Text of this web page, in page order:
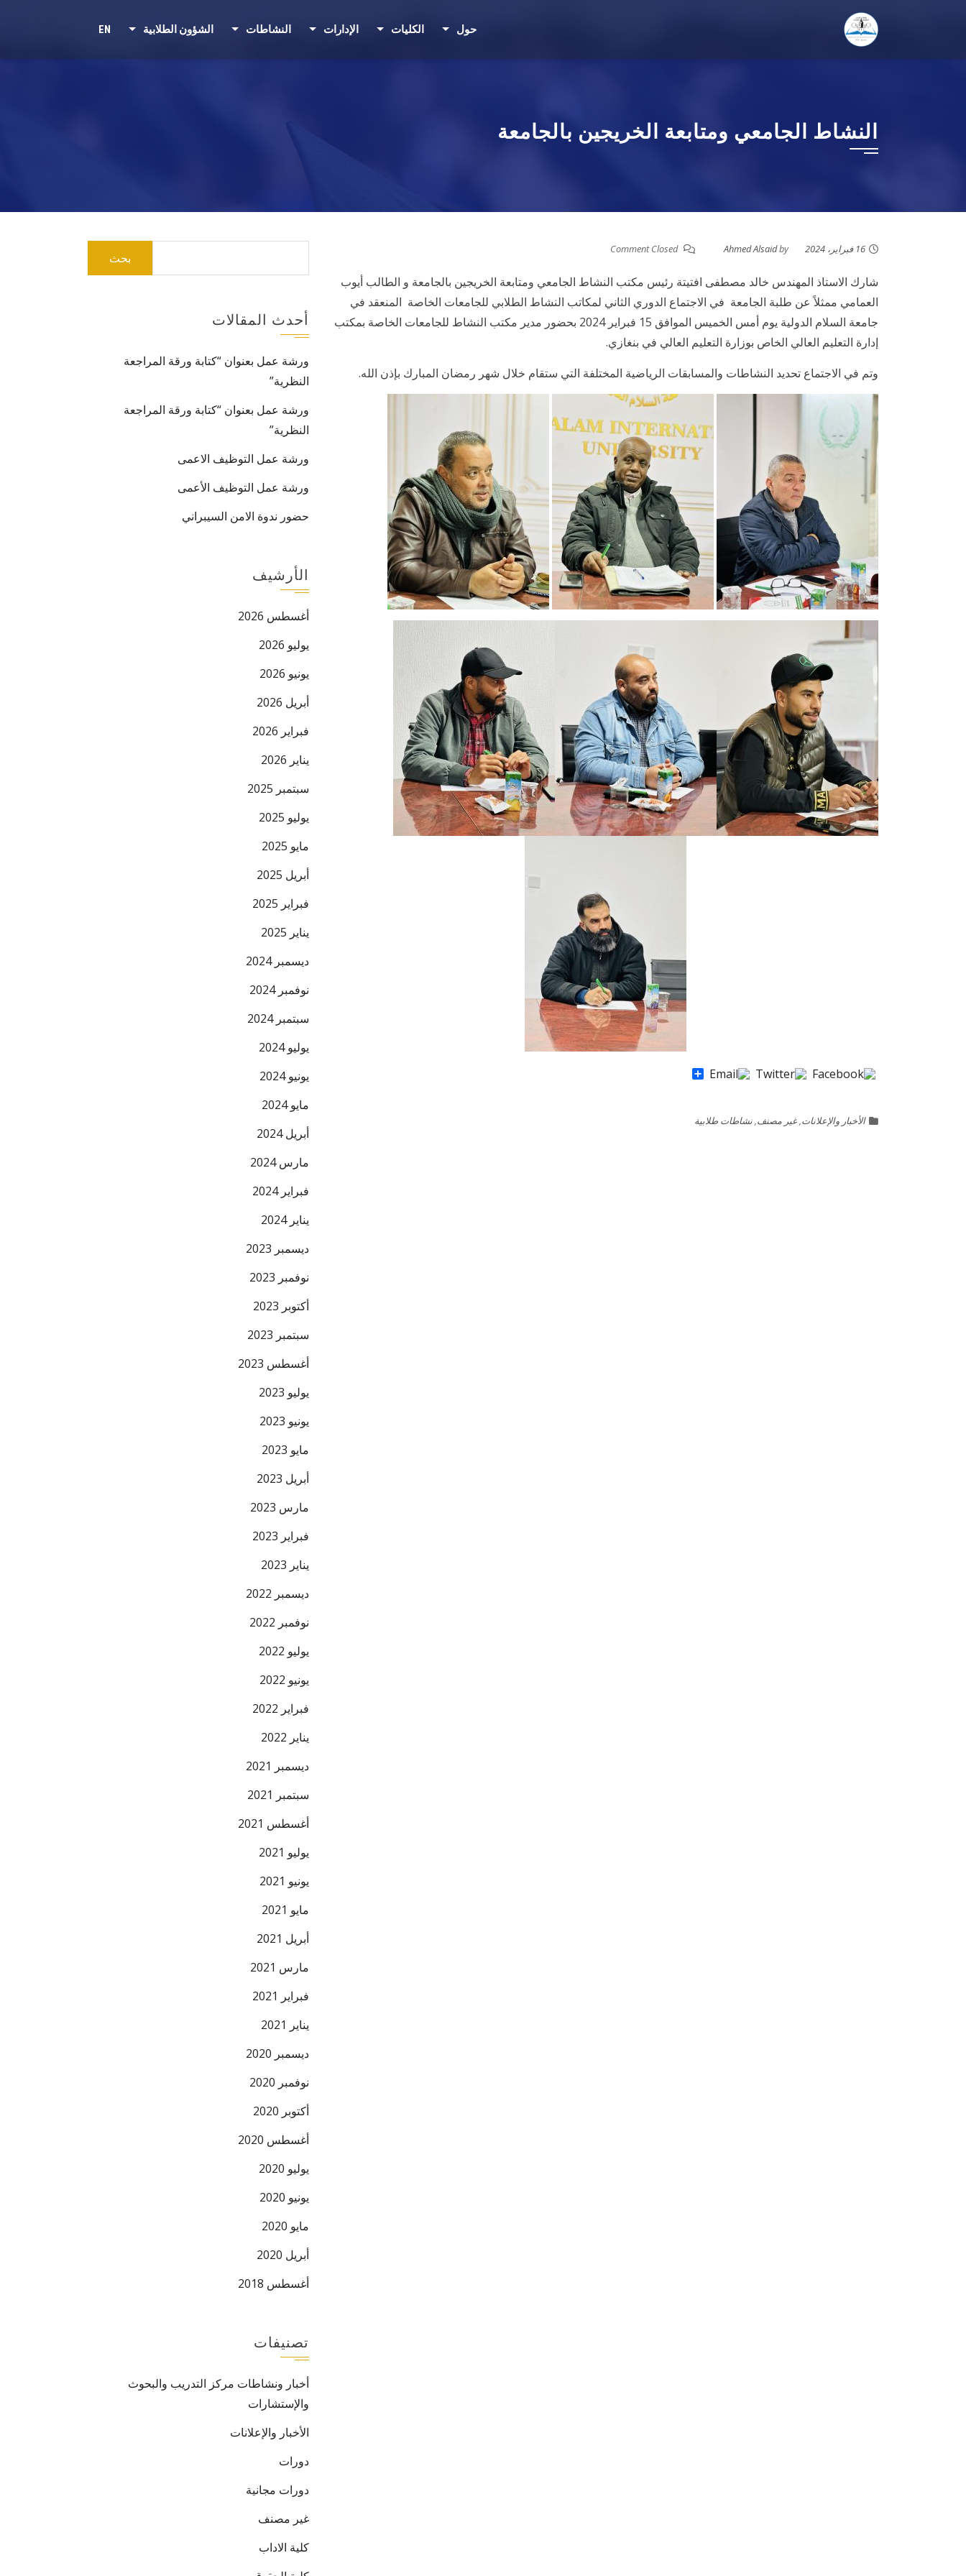
حول الكليات الإدارات النشاطات الشؤون الطلابية EN
النشاط الجامعي ومتابعة الخريجين بالجامعة
16 فبراير، 2024 by
Ahmed Alsaid
Comment Closed
شارك الاستاذ المهندس خالد مصطفى افتيتة رئيس مكتب النشاط الجامعي ومتابعة الخريجين بالجامعة و الطالب أيوب
العمامي ممثلاً عن طلبة الجامعة في الاجتماع الدوري الثاني لمكاتب النشاط الطلابي للجامعات الخاصة المنعقد في
جامعة السلام الدولية يوم أمس الخميس الموافق 15 فبراير 2024 بحضور مدير مكتب النشاط للجامعات الخاصة بمكتب
إدارة التعليم العالي الخاص بوزارة التعليم العالي في بنغازي.
وتم في الاجتماع تحديد النشاطات والمسابقات الرياضية المختلفة التي ستقام خلال شهر رمضان المبارك بإذن الله.
الأخبار والإعلانات,غير مصنف,نشاطات طلابية
أحدث المقالات
ورشة عمل بعنوان “كتابة ورقة المراجعة
النظرية”
ورشة عمل بعنوان “كتابة ورقة المراجعة
النظرية”
ورشة عمل التوظيف الاعمى
ورشة عمل التوظيف الأعمى
حضور ندوة الامن السيبراني
الأرشيف
أغسطس 2026
يوليو 2026
يونيو 2026
أبريل 2026
فبراير 2026
يناير 2026
سبتمبر 2025
يوليو 2025
مايو 2025
أبريل 2025
فبراير 2025
يناير 2025
ديسمبر 2024
نوفمبر 2024
سبتمبر 2024
يوليو 2024
يونيو 2024
مايو 2024
أبريل 2024
مارس 2024
فبراير 2024
يناير 2024
ديسمبر 2023
نوفمبر 2023
أكتوبر 2023
سبتمبر 2023
أغسطس 2023
يوليو 2023
يونيو 2023
مايو 2023
أبريل 2023
مارس 2023
فبراير 2023
يناير 2023
ديسمبر 2022
نوفمبر 2022
يوليو 2022
يونيو 2022
فبراير 2022
يناير 2022
ديسمبر 2021
سبتمبر 2021
أغسطس 2021
يوليو 2021
يونيو 2021
مايو 2021
أبريل 2021
مارس 2021
فبراير 2021
يناير 2021
ديسمبر 2020
نوفمبر 2020
أكتوبر 2020
أغسطس 2020
يوليو 2020
يونيو 2020
مايو 2020
أبريل 2020
أغسطس 2018
تصنيفات
أخبار ونشاطات مركز التدريب والبحوث
والإستشارات
الأخبار والإعلانات
دورات
دورات مجانية
غير مصنف
كلية الاداب